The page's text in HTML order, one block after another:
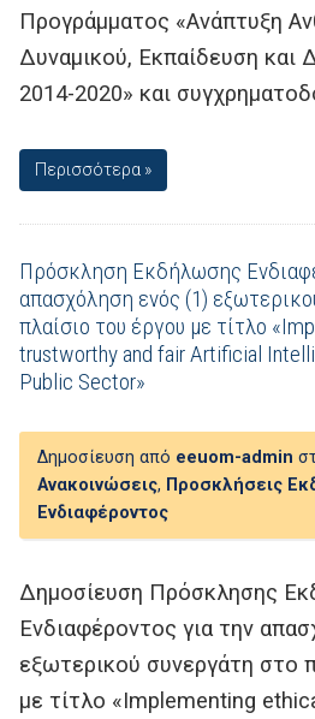
Προγράμματος «Ανάπτυξη
Δυναμικού, Εκπαίδευση και
2014-2020» και
Περισσότερα »
Πρόσκληση Εκδήλωσης
απασχόληση ενός (1)
πλαίσιο του έργου με τίτλο
trustworthy and fair Artificial
Public Sector»
Δημοσίευση από eeuom-admin
Ανακοινώσεις, Προσκλήσεις
Ενδιαφέροντος
Δημοσίευση Πρόσκλησης
Ενδιαφέροντος για την
εξωτερικού συνεργάτη στο
με τίτλο «Implementing